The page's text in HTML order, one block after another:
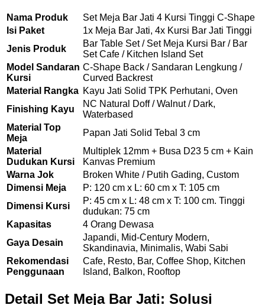
Nama Produk
Set Meja Bar Jati 4 Kursi Tinggi C-Shape
Isi Paket
1x Meja Bar Jati, 4x Kursi Bar Jati Tinggi
Jenis Produk
Bar Table Set / Set Meja Kursi Bar / Bar
Set Cafe / Kitchen Island Set
Model Sandaran
Kursi
C-Shape Back / Sandaran Lengkung /
Curved Backrest
Material Rangka Kayu Jati Solid TPK Perhutani, Oven
Finishing Kayu
NC Natural Doff / Walnut / Dark,
Waterbased
Material Top
Meja
Papan Jati Solid Tebal 3 cm
Material
Dudukan Kursi
Multiplek 12mm + Busa D23 5 cm + Kain
Kanvas Premium
Warna Jok
Broken White / Putih Gading, Custom
Dimensi Meja
P: 120 cm x L: 60 cm x T: 105 cm
Dimensi Kursi
P: 45 cm x L: 48 cm x T: 100 cm. Tinggi
dudukan: 75 cm
Kapasitas
4 Orang Dewasa
Gaya Desain
Japandi, Mid-Century Modern,
Skandinavia, Minimalis, Wabi Sabi
Rekomendasi
Penggunaan
Cafe, Resto, Bar, Coffee Shop, Kitchen
Island, Balkon, Rooftop
Detail Set Meja Bar Jati: Solusi